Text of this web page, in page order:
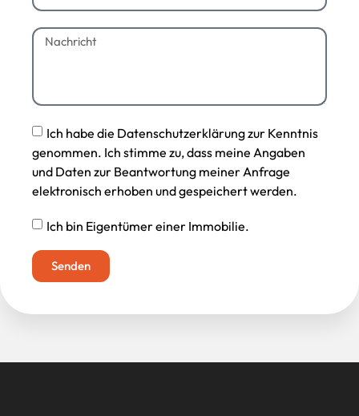
Ich habe die Datenschutzerklärung zur Kenntnis
genommen. Ich stimme zu, dass meine Angaben
und Daten zur Beantwortung meiner Anfrage
elektronisch erhoben und gespeichert werden.
Ich bin Eigentümer einer Immobilie.
Senden